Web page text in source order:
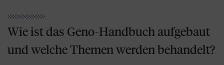
Wie ist das Geno-Handbuch aufgebaut
und welche Themen werden behandelt?